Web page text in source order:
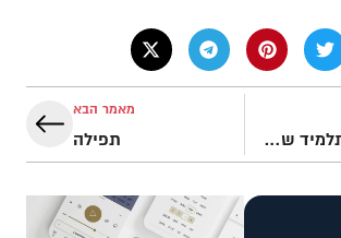
מְשִׁיחִי – תלמיד של ישוע
מאמר הבא
תפילה